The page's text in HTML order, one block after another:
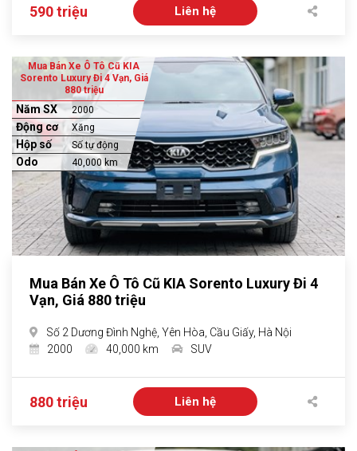
590 triệu Liên hệ
Mua Bán Xe Ô Tô Cũ KIA
Sorento Luxury Đi 4 Vạn, Giá
880 triệu
Năm SX 2000
Động cơ Xăng
Hộp số Số tự động
Odo 40,000 km
Mua Bán Xe Ô Tô Cũ KIA Sorento Luxury Đi 4
Vạn, Giá 880 triệu
Số 2 Dương Đình Nghệ, Yên Hòa, Cầu Giấy, Hà Nội
2000
40,000 km SUV
880 triệu Liên hệ